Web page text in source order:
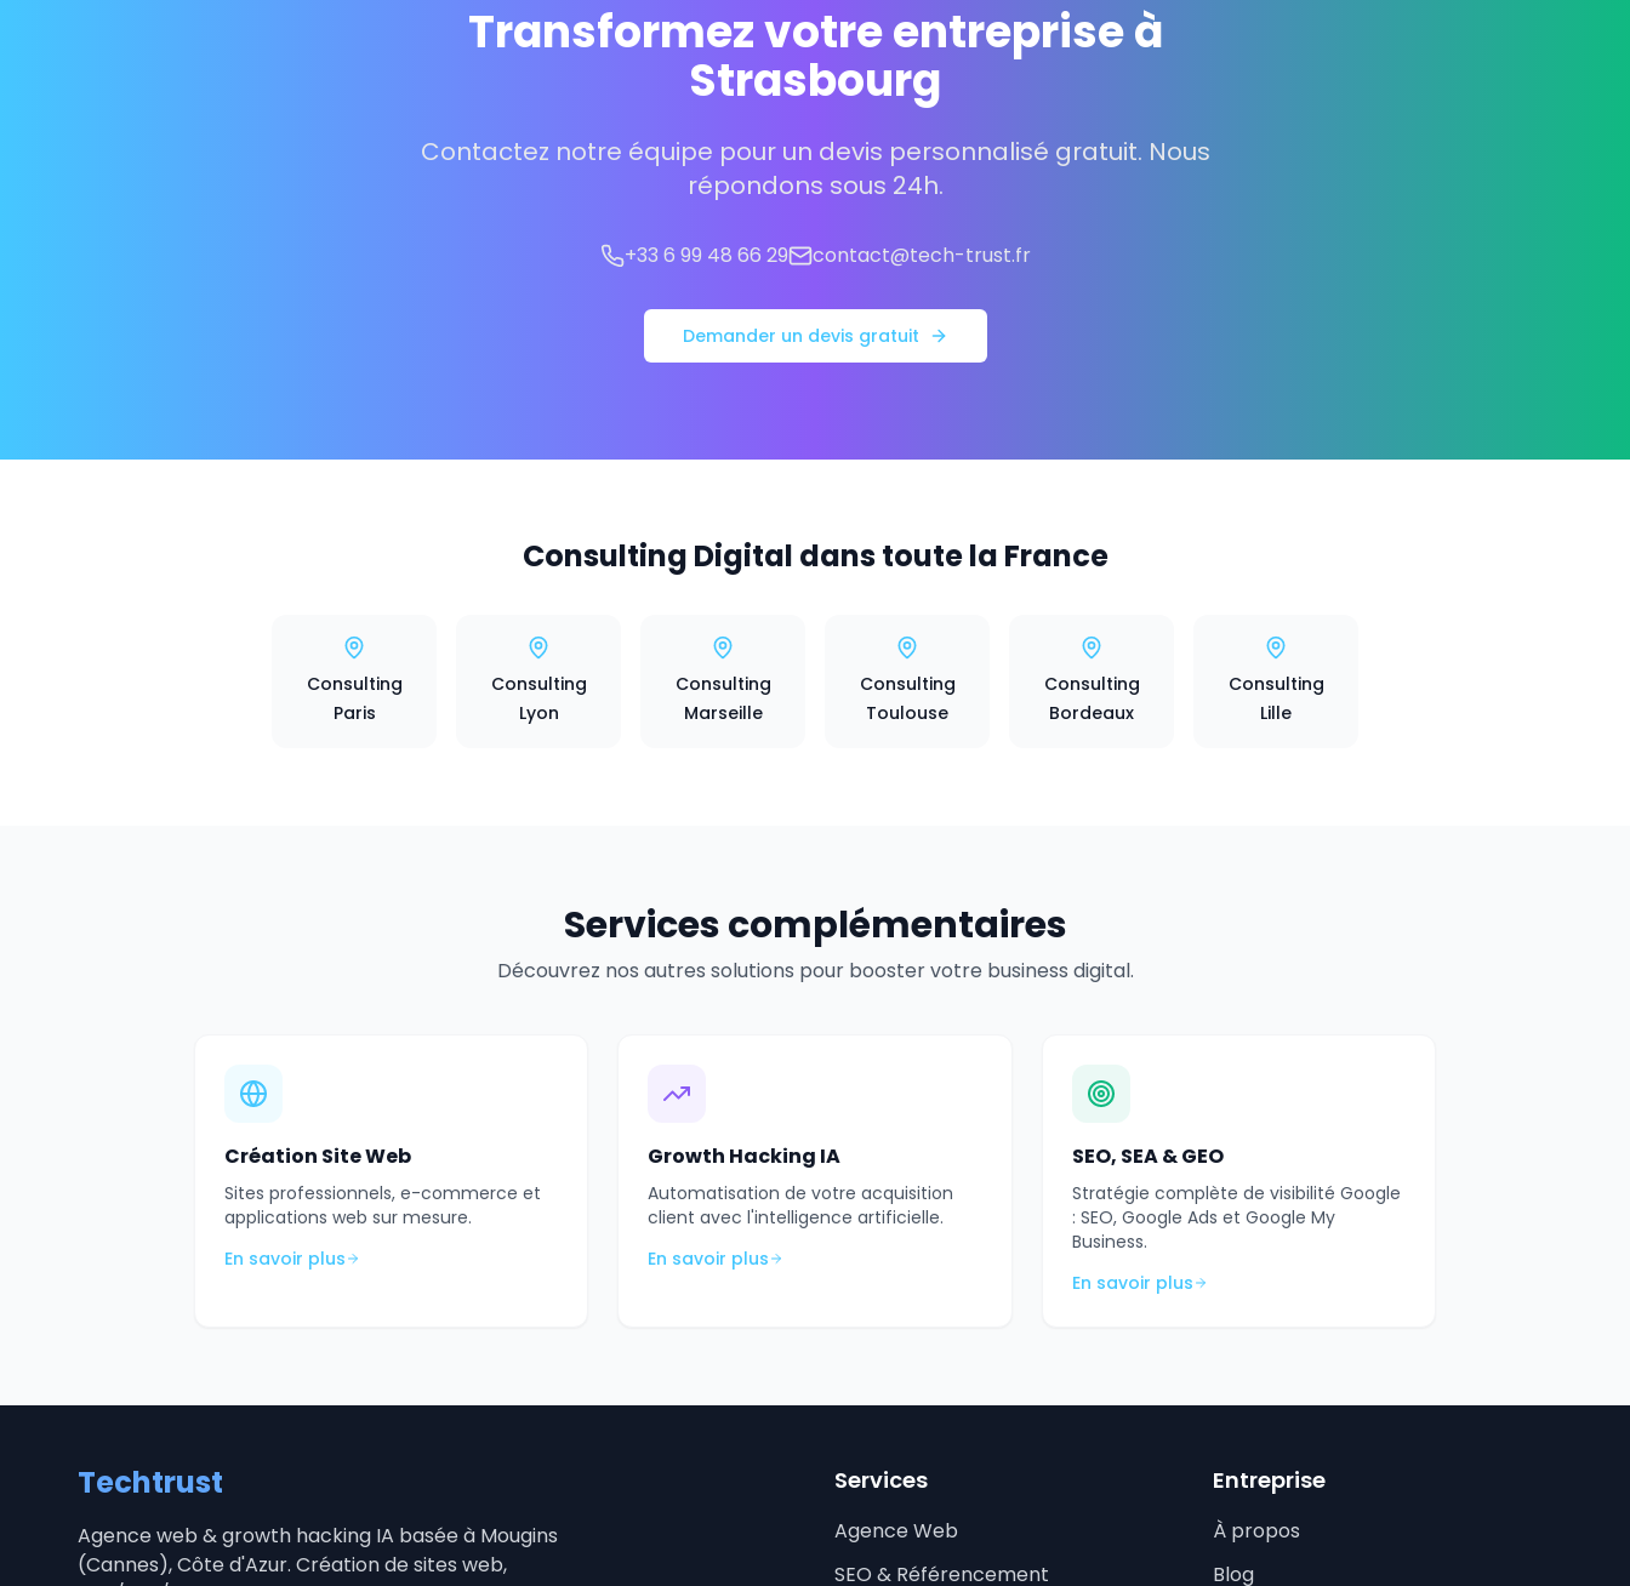
Transformez votre entreprise à
Strasbourg
Contactez notre équipe pour un devis personnalisé gratuit. Nous
répondons sous 24h.
+33 6 99 48 66 29 contact@tech-trust.fr
Demander un devis gratuit
Consulting Digital dans toute la France
Consulting
Paris
Consulting
Lyon
Consulting
Marseille
Consulting
Toulouse
Consulting
Bordeaux
Consulting
Lille
Services complémentaires
Découvrez nos autres solutions pour booster votre business digital.
Création Site Web
Sites professionnels, e-commerce et
applications web sur mesure.
En savoir plus
Growth Hacking IA
Automatisation de votre acquisition
client avec l'intelligence artificielle.
En savoir plus
SEO, SEA & GEO
Stratégie complète de visibilité Google
: SEO, Google Ads et Google My
Business.
En savoir plus
Techtrust
Agence web & growth hacking IA basée à Mougins
(Cannes), Côte d'Azur. Création de sites web,
Services
Agence Web
SEO & Référencement
Entreprise
À propos
Blog